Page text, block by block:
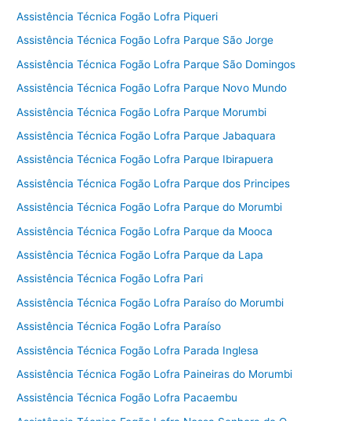
Assistência Técnica Fogão Lofra Piqueri
Assistência Técnica Fogão Lofra Parque São Jorge
Assistência Técnica Fogão Lofra Parque São Domingos
Assistência Técnica Fogão Lofra Parque Novo Mundo
Assistência Técnica Fogão Lofra Parque Morumbi
Assistência Técnica Fogão Lofra Parque Jabaquara
Assistência Técnica Fogão Lofra Parque Ibirapuera
Assistência Técnica Fogão Lofra Parque dos Principes
Assistência Técnica Fogão Lofra Parque do Morumbi
Assistência Técnica Fogão Lofra Parque da Mooca
Assistência Técnica Fogão Lofra Parque da Lapa
Assistência Técnica Fogão Lofra Pari
Assistência Técnica Fogão Lofra Paraíso do Morumbi
Assistência Técnica Fogão Lofra Paraíso
Assistência Técnica Fogão Lofra Parada Inglesa
Assistência Técnica Fogão Lofra Paineiras do Morumbi
Assistência Técnica Fogão Lofra Pacaembu